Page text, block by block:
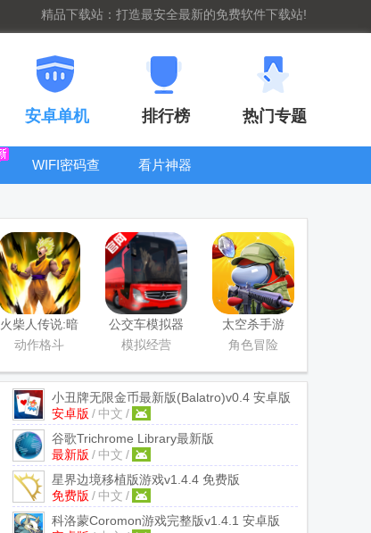
精品下载站：打造最安全最新的免费软件下载站!
安卓单机 排行榜 热门专题
WIFI密码查
看片神器
全
火柴人传说:暗
影战争手游版
动作格斗
公交车模拟器
官方版(Bus
Ultimate)
模拟经营
太空杀手游
角色冒险
小丑牌无限金币最新版(Balatro)v0.4 安卓版
安卓版 / 中文 /
谷歌Trichrome Library最新版
v148.0.7778.120 最新版
最新版 / 中文 /
星界边境移植版游戏v1.4.4 免费版
免费版 / 中文 /
科洛蒙Coromon游戏完整版v1.4.1 安卓版